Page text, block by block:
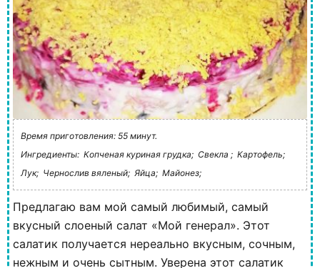
Время приготовления: 55 минут.
Ингредиенты: Копченая куриная грудка; Свекла ; Картофель;
Лук; Чернослив вяленый; Яйца; Майонез;
Предлагаю вам мой самый любимый, самый
вкусный слоеный салат «Мой генерал». Этот
салатик получается нереально вкусным, сочным,
нежным и очень сытным. Уверена этот салатик